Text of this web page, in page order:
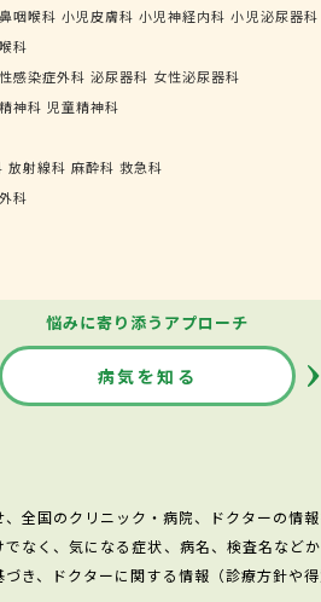
咽喉科 小児皮膚科 小児神経内科 小児泌尿器科
科
性感染症外科 泌尿器科 女性泌尿器科
神科 児童精神科
放射線科 麻酔科 救急科
科
悩みに寄り添うアプローチ
病気を知る
全国のクリニック・病院、ドクターの情
なく、気になる症状、病名、検査名など
き、ドクターに関する情報（診療方針や